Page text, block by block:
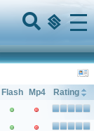
Menu
Flash Mp4
Rating